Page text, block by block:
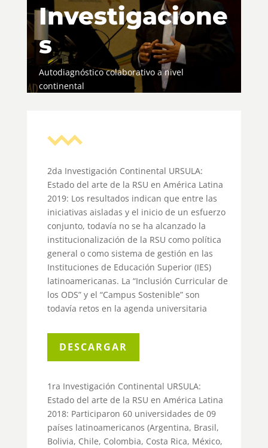
Investigacione
s
Autodiagnóstico colaborativo a nivel
continental
2da Investigación Continental URSULA:
Estado del arte de la RSU en América Latina
2019: Los resultados indican que entre las
iniciativas aisladas y el inicio de un esfuerzo
conjunto, todavía no se ha alcanzado la
institucionalización de la RSU como política
general o como sistema de gestión en las
Instituciones de Educación Superior (IES)
latinoamericanas. La “Inclusión Curricular de
los ODS” y el “Campus Sostenible” son
todavía retos en la agenda universitaria
DESCARGAR
1ra Investigación Continental URSULA:
Estado del arte de la RSU en América Latina
2018: Participaron 60 universidades de 09
países latinoamericanos (Argentina, Brasil,
Bolivia, Chile, Colombia, Costa Rica, México,